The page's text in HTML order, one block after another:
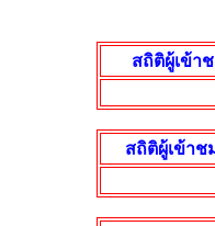
สถิติผู้เข้า
สถิติผู้เข้าช